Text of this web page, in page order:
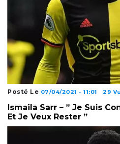
Posté Le 07/04/2021 - 11:01 29
Ismaila Sarr – ” Je Suis
Et Je Veux Rester ”